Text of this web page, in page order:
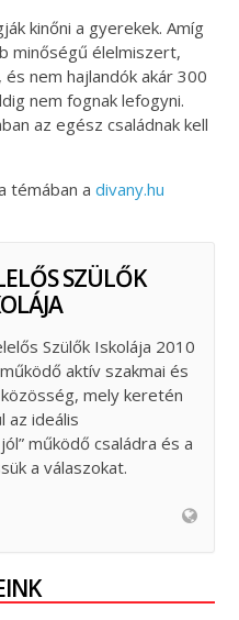
kinőni a gyerekek. Amíg
minőségű élelmiszert,
nem hajlandók akár 300
nem fognak lefogyni.
az egész családnak kell
témában a divany.hu
SZÜLŐK
Szülők Iskolája 2010
aktív szakmai és
mely keretén
az ideális
működő családra és a
a válaszokat.